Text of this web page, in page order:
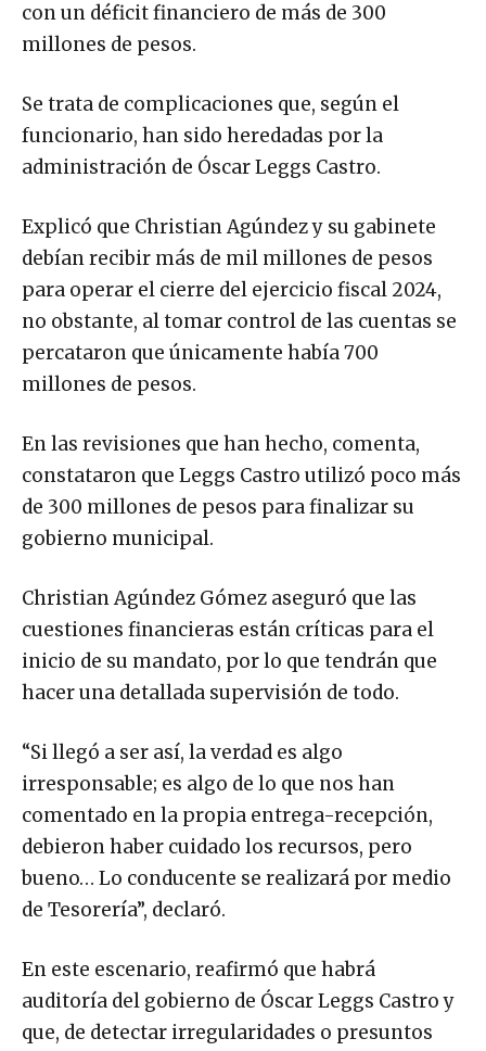
con un déficit financiero de más de 300
millones de pesos.
Se trata de complicaciones que, según el
funcionario, han sido heredadas por la
administración de Óscar Leggs Castro.
Explicó que Christian Agúndez y su gabinete
debían recibir más de mil millones de pesos
para operar el cierre del ejercicio fiscal 2024,
no obstante, al tomar control de las cuentas se
percataron que únicamente había 700
millones de pesos.
En las revisiones que han hecho, comenta,
constataron que Leggs Castro utilizó poco más
de 300 millones de pesos para finalizar su
gobierno municipal.
Christian Agúndez Gómez aseguró que las
cuestiones financieras están críticas para el
inicio de su mandato, por lo que tendrán que
hacer una detallada supervisión de todo.
“Si llegó a ser así, la verdad es algo
irresponsable; es algo de lo que nos han
comentado en la propia entrega-recepción,
debieron haber cuidado los recursos, pero
bueno… Lo conducente se realizará por medio
de Tesorería”, declaró.
En este escenario, reafirmó que habrá
auditoría del gobierno de Óscar Leggs Castro y
que, de detectar irregularidades o presuntos